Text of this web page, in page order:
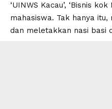
‘UINWS Kacau’, ‘Bisnis
mahasiswa. Tak hanya
dan meletakkan nasi basi